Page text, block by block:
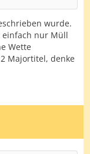
wurde.
einfach nur Müll
Wette
Majortitel, denke